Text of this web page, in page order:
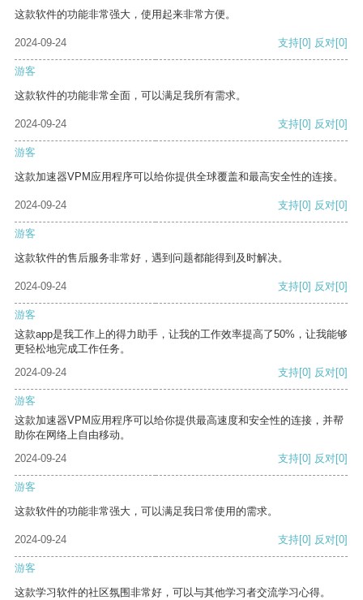
这款软件的功能非常强大，使用起来非常方便。
2024-09-24 支持[0] 反对[0]
游客
这款软件的功能非常全面，可以满足我所有需求。
2024-09-24 支持[0] 反对[0]
游客
这款加速器VPM应用程序可以给你提供全球覆盖和最高安全性的连接。
2024-09-24 支持[0] 反对[0]
游客
这款软件的售后服务非常好，遇到问题都能得到及时解决。
2024-09-24 支持[0] 反对[0]
游客
这款app是我工作上的得力助手，让我的工作效率提高了50%，让我能够
更轻松地完成工作任务。
2024-09-24
支持[0] 反对[0]
游客
这款加速器VPM应用程序可以给你提供最高速度和安全性的连接，并帮
助你在网络上自由移动。
2024-09-24
支持[0] 反对[0]
游客
这款软件的功能非常强大，可以满足我日常使用的需求。
2024-09-24 支持[0] 反对[0]
游客
这款学习软件的社区氛围非常好，可以与其他学习者交流学习心得。